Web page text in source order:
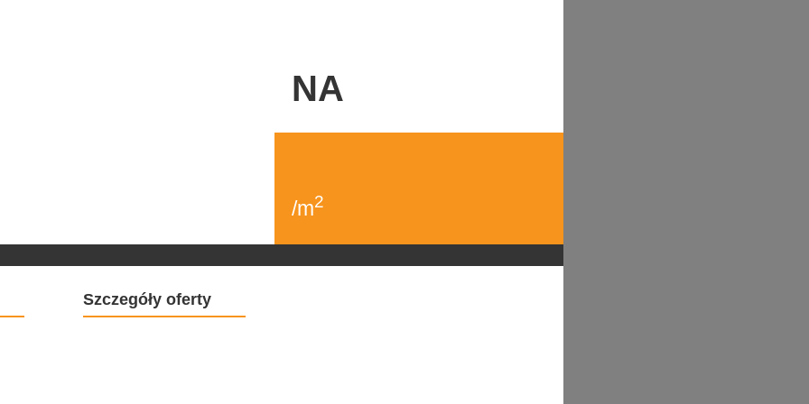
NA
/m2
Szczegóły oferty